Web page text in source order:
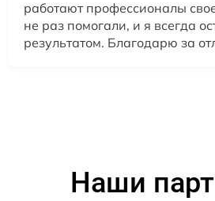
работают профессионалы
не раз помогали, и я всегда
результатом. Благодарю за
Наши